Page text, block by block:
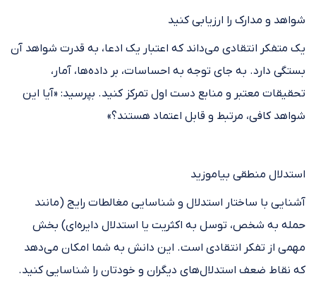
شواهد و مدارک را ارزیابی کنید
یک متفکر انتقادی می‌داند که اعتبار یک ادعا، به قدرت شواهد آن
بستگی دارد. به جای توجه به احساسات، بر داده‌ها، آمار،
تحقیقات معتبر و منابع دست اول تمرکز کنید. بپرسید: «آیا این
شواهد کافی، مرتبط و قابل اعتماد هستند؟»
استدلال منطقی بیاموزید
آشنایی با ساختار استدلال و شناسایی مغالطات رایج (مانند
حمله به شخص، توسل به اکثریت یا استدلال دایره‌ای) بخش
مهمی از تفکر انتقادی است. این دانش به شما امکان می‌دهد
که نقاط ضعف استدلال‌های دیگران و خودتان را شناسایی کنید.